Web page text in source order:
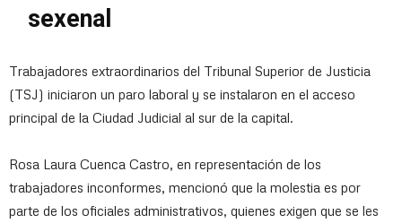
sexenal
Trabajadores extraordinarios del Tribunal Superior de Justicia
(TSJ) iniciaron un paro laboral y se instalaron en el acceso
principal de la Ciudad Judicial al sur de la capital.
Rosa Laura Cuenca Castro, en representación de los
trabajadores inconformes, mencionó que la molestia es por
parte de los oficiales administrativos, quienes exigen que se les